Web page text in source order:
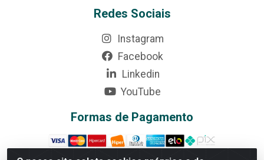
Redes Sociais
Instagram
Facebook
Linkedin
YouTube
Formas de Pagamento